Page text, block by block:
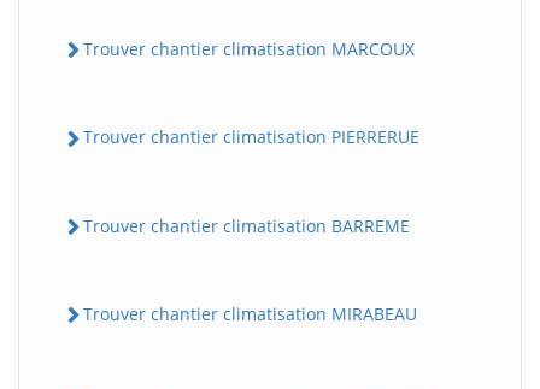
Trouver chantier climatisation MARCOUX
Trouver chantier climatisation PIERRERUE
Trouver chantier climatisation BARREME
Trouver chantier climatisation MIRABEAU